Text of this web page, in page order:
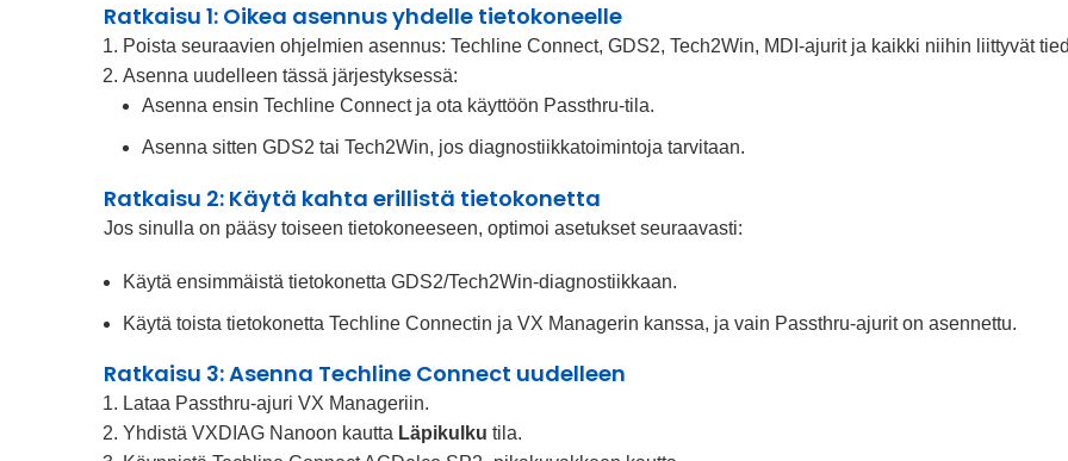
Ratkaisu 1: Oikea asennus yhdelle tietokoneelle
Poista seuraavien ohjelmien asennus: Techline Connect, GDS2, Tech2Win, MDI-ajurit ja kaikki niihin liittyvät
Asenna uudelleen tässä järjestyksessä:
Asenna ensin Techline Connect ja ota käyttöön Passthru-tila.
Asenna sitten GDS2 tai Tech2Win, jos diagnostiikkatoimintoja tarvitaan.
Ratkaisu 2: Käytä kahta erillistä tietokonetta
Jos sinulla on pääsy toiseen tietokoneeseen, optimoi asetukset seuraavasti:
Käytä ensimmäistä tietokonetta GDS2/Tech2Win-diagnostiikkaan.
Käytä toista tietokonetta Techline Connectin ja VX Managerin kanssa, ja vain Passthru-ajurit on asennettu.
Ratkaisu 3: Asenna Techline Connect uudelleen
Lataa Passthru-ajuri VX Manageriin.
Yhdistä VXDIAG Nanoon kautta Läpikulku tila.